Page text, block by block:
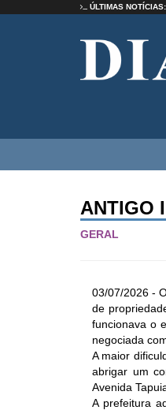
ÚLTIMAS NOTÍCIAS:
ANTIGO
GERAL
03/07/2026 -
de
funcionava o
negociada
A maior
abrigar um
Avenida
A prefeitura